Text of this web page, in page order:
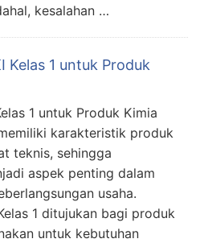
kesalahan …
Kelas 1 untuk Produk
1 untuk Produk Kimia
karakteristik produk
teknis, sehingga
aspek penting dalam
usaha.
1 ditujukan bagi produk
untuk kebutuhan